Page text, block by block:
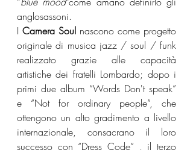
anglosassoni.
I Camera Soul nascono come progetto
originale di musica jazz / soul / funk
realizzato grazie alle capacità
artistiche dei fratelli Lombardo; dopo i
primi due album “Words Don't speak”
e “Not for ordinary people”, che
ottengono un alto gradimento a livello
internazionale, consacrano il loro
successo con “Dress Code” , il terzo